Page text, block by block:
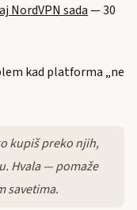
NordVPN sada— 30
kad platforma „ne
kupiš preko njih,
Hvala — pomaže
savetima.